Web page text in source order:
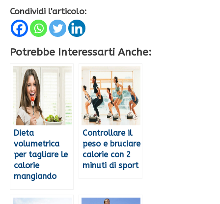
Condividi l'articolo:
Potrebbe Interessarti Anche:
Dieta
volumetrica
per tagliare le
calorie
mangiando
Controllare il
peso e bruciare
calorie con 2
minuti di sport